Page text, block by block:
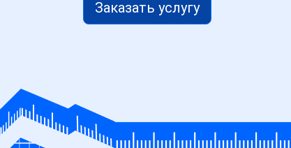
Заказать услугу